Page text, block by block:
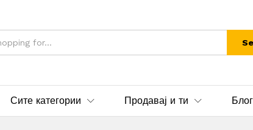
Сите категории Продавај и ти Блог